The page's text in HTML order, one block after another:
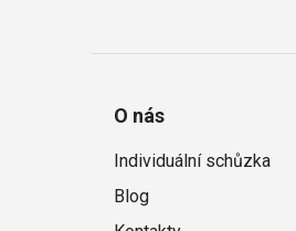
O nás
Individuální schůzka
Blog